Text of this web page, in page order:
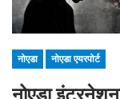
नोएडा नोएडा एयरपोर्ट